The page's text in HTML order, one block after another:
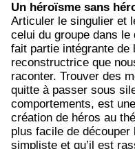
Un héroïsme sans
Articuler le singulier et
celui du groupe dans le
fait partie intégrante de
reconstructrice que
raconter. Trouver des
quitte à passer sous
comportements, est
création de héros au
plus facile de découper
simpliste et qu’il est